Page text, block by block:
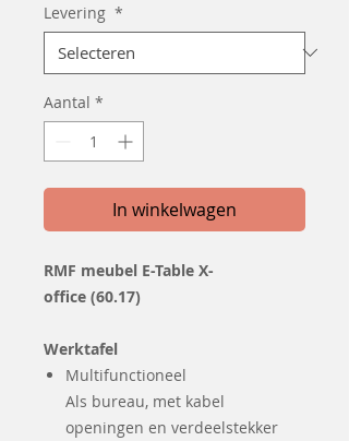
Levering *
Aantal *
In winkelwagen
RMF meubel E-Table X-
office (60.17)
Werktafel
Multifunctioneel
Als bureau, met kabel
openingen en verdeelstekker